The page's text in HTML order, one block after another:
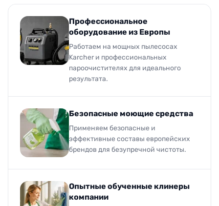
Профессиональное
оборудование из Европы
Работаем на мощных пылесосах
Karcher и профессиональных
пароочистителях для идеального
результата.
Безопасные моющие средства
Применяем безопасные и
эффективные составы европейских
брендов для безупречной чистоты.
Опытные обученные клинеры
компании